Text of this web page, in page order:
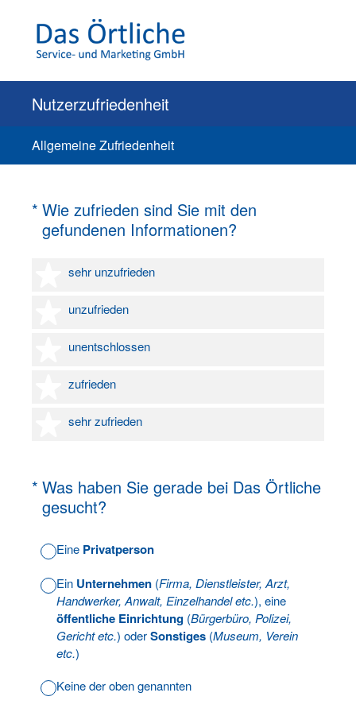
Nutzerzufriedenheit
Allgemeine Zufriedenheit
* Wie zufrieden sind Sie mit den
gefundenen Informationen?
(Erforderlich.)
sehr unzufrieden
1 Stern
unzufrieden
2 Sterne
unentschlossen
3 Sterne
zufrieden
4 Sterne
sehr zufrieden
5 Sterne
* Was haben Sie gerade bei Das Örtliche
gesucht?
(Erforderlich.)
Eine Privatperson
Ein Unternehmen (Firma, Dienstleister, Arzt,
Handwerker, Anwalt, Einzelhandel etc.), eine
öffentliche Einrichtung (Bürgerbüro, Polizei,
Gericht etc.) oderSonstiges (Museum, Verein
etc.)
Keine der oben genannten